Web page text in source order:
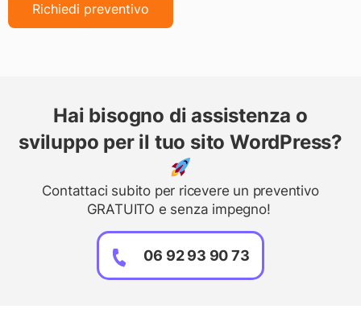
Richiedi preventivo
Hai bisogno di assistenza o
sviluppo per il tuo sito WordPress?
Contattaci subito per ricevere un preventivo
GRATUITO e senza impegno!
06 92 93 90 73